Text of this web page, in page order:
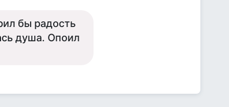
бы радость
душа. Опоил